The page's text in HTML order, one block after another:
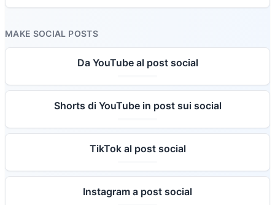
MAKE SOCIAL POSTS
Da YouTube al post social
Shorts di YouTube in post sui social
TikTok al post social
Instagram a post social